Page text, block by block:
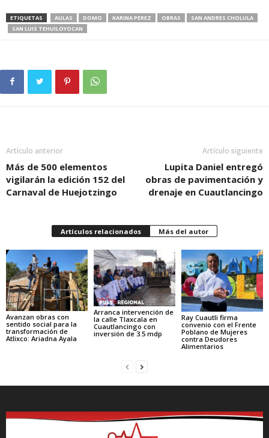
ETIQUETAS AULAS DOMO KARINA PEREZ OBRAS
SAN ANDRES CHOLULA
SAN LUIS TEHUILOYOCAN
Artículo anterior
Más de 500 elementos
vigilarán la edición 152 del
Carnaval de Huejotzingo
Artículo siguiente
Lupita Daniel entregó
obras de pavimentación y
drenaje en Cuautlancingo
Artículos relacionados Más del autor
Avanzan obras con
sentido social para la
transformación de
Atlixco: Ariadna Ayala
Arranca intervención de
la calle Tlaxcala en
Cuautlancingo con
inversión de 3.5 mdp
Ray Cuautli firma
convenio con el Frente
Poblano de Mujeres
contra Deudores
Alimentarios